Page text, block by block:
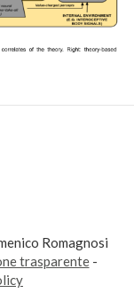
Romagnosi
trasparente-